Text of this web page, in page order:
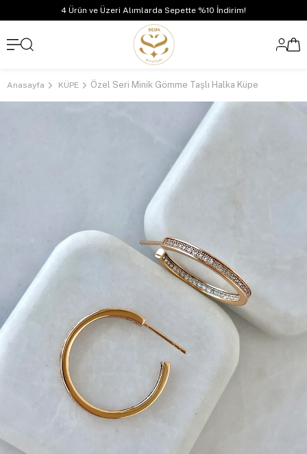
4 Ürün ve Üzeri Alımlarda Sepette %10 İndirim!
Anasayfa KÜPE Özel Seri Minik Gömme Taşlı Halka Küpe